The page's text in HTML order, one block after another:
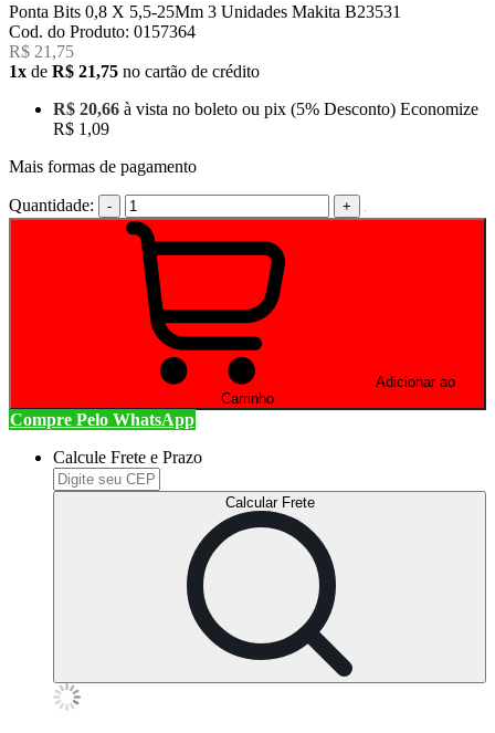
Ponta Bits 0,8 X 5,5-25Mm 3 Unidades Makita B23531
Cod. do Produto: 0157364
R$ 21,75
1x de R$ 21,75 no cartão de crédito
R$ 20,66 à vista no boleto ou pix (5% Desconto) Economize
R$ 1,09
Mais formas de pagamento
Quantidade: - +
Carrinho
Compre Pelo WhatsApp
Calcule Frete e Prazo
Calcular Frete